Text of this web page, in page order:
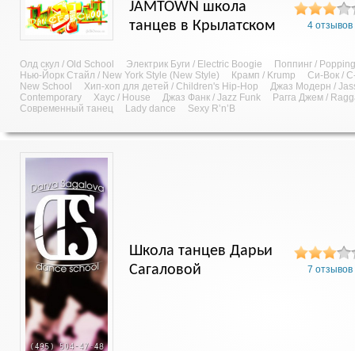
JAMTOWN школа
танцев в Крылатском
4 отзывов
Олд скул / Old School Электрик Буги / Electric Boogie
Поппинг / Popping
Нью-Йорк Стайл / New York Style (New Style)
Крамп / Krump
Си-Вок /
New School
Хип-хоп для детей / Children's Hip-Hop
Джаз Модерн /
Contemporary
Хаус / House Джаз Фанк / Jazz Funk
Рагга Джем /
Современный танец
Lady dance Sexy R’n’B
Школа танцев Дарьи
Сагаловой
7 отзывов